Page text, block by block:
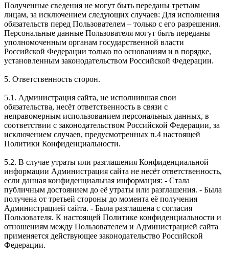
Полученные сведения не могут быть переданы третьим
лицам, за исключением следующих случаев: Для исполнения
обязательств перед Пользователем – только с его разрешения.
Персональные данные Пользователя могут быть переданы
уполномоченным органам государственной власти
Российской Федерации только по основаниям и в порядке,
установленным законодательством Российской Федерации.
5. Ответственность сторон.
5.1. Администрация сайта, не исполнившая свои
обязательства, несёт ответственность в связи с
неправомерным использованием персональных данных, в
соответствии с законодательством Российской Федерации, за
исключением случаев, предусмотренных п.4 настоящей
Политики Конфиденциальности.
5.2. В случае утраты или разглашения Конфиденциальной
информации Администрация сайта не несёт ответственность,
если данная конфиденциальная информация: - Стала
публичным достоянием до её утраты или разглашения. - Была
получена от третьей стороны до момента её получения
Администрацией сайта. - Была разглашена с согласия
Пользователя. К настоящей Политике конфиденциальности и
отношениям между Пользователем и Администрацией сайта
применяется действующее законодательство Российской
Федерации.